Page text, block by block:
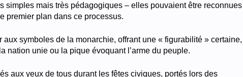
simples mais très pédagogiques – elles pouvaient être reconnues
premier plan dans ce processus.
aux symboles de la monarchie, offrant une « figurabilité » certaine,
nation unie ou la pique évoquant l’arme du peuple.
aux yeux de tous durant les fêtes civiques, portés lors des